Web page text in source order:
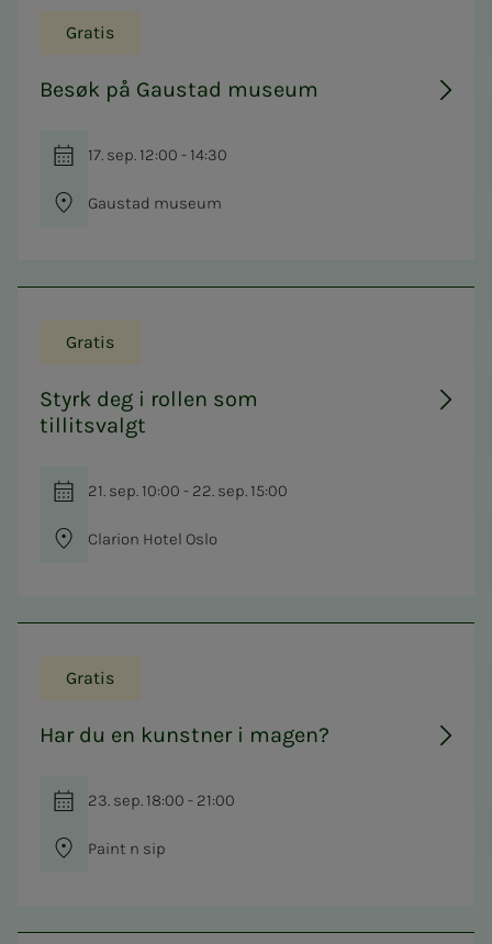
Gratis
Besøk på Gaustad museum
17. sep. 12:00 - 14:30
Gaustad museum
Gratis
Styrk deg i rollen som
tillitsvalgt
21. sep. 10:00 - 22. sep. 15:00
Clarion Hotel Oslo
Gratis
Har du en kunstner i magen?
23. sep. 18:00 - 21:00
Paint n sip